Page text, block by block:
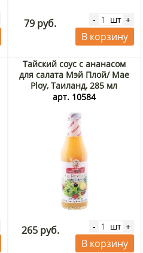
79 руб. - шт +
В корзину
Тайский соус с ананасом
для салата Мэй Плой/ Mae
Ploy, Таиланд, 285 мл
арт. 10584
265 руб. - шт +
В корзину